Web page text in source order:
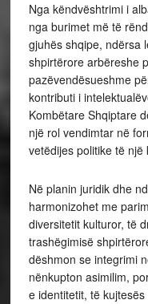
Nga këndvështrimi i
nga burimet më të
gjuhës shqipe, ndërsa
shpirtërore arbëreshe
pazëvendësueshme
kontributi i
Kombëtare Shqiptare
një rol vendimtar në
vetëdijes politike të një
Në planin juridik dhe
harmonizohet me
diversitetit kulturor, të
trashëgimisë
dëshmon se integrimi
nënkupton asimilim,
e identitetit, të